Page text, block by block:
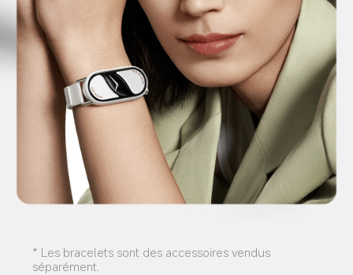
* Les bracelets sont des accessoires vendus
séparément.